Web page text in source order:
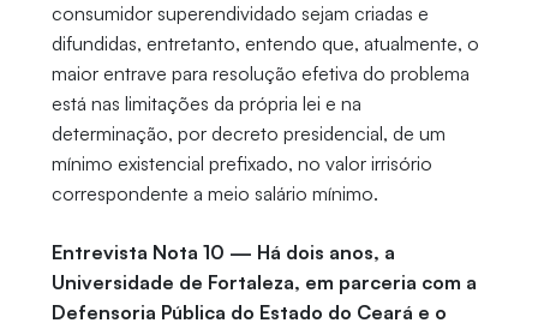
consumidor superendividado sejam criadas e
difundidas, entretanto, entendo que, atualmente, o
maior entrave para resolução efetiva do problema
está nas limitações da própria lei e na
determinação, por decreto presidencial, de um
mínimo existencial prefixado, no valor irrisório
correspondente a meio salário mínimo.
Entrevista Nota 10 — Há dois anos, a
Universidade de Fortaleza, em parceria com a
Defensoria Pública do Estado do Ceará e o